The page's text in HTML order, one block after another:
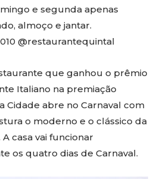
e segunda apenas
almoço e jantar.
@restaurantequintal
que ganhou o prêmio
Italiano na premiação
Cidade abre no Carnaval com
o moderno e o clássico da
casa vai funcionar
os quatro dias de Carnaval.